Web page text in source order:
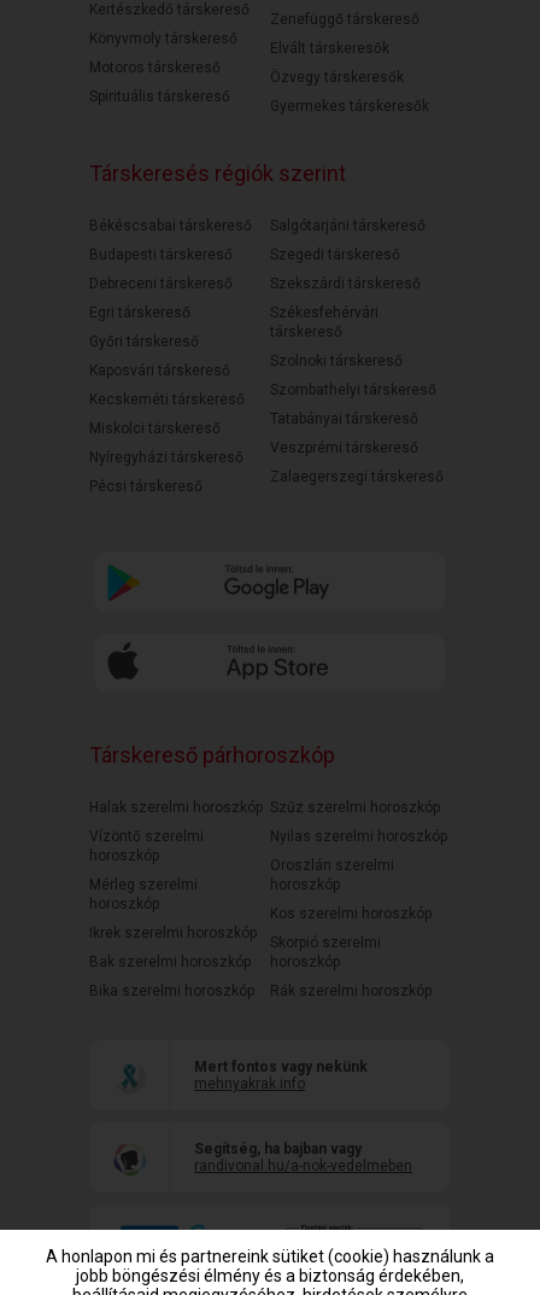
Kertészkedő társkereső
Könyvmoly társkereső
Motoros társkereső
Spirituális társkereső
Zenefüggő társkereső
Elvált társkeresők
Özvegy társkeresők
Gyermekes társkeresők
Társkeresés régiók szerint
Békéscsabai társkereső
Budapesti társkereső
Debreceni társkereső
Egri társkereső
Győri társkereső
Kaposvári társkereső
Kecskeméti társkereső
Miskolci társkereső
Nyíregyházi társkereső
Pécsi társkereső
Salgótarjáni társkereső
Szegedi társkereső
Szekszárdi társkereső
Székesfehérvári
társkereső
Szolnoki társkereső
Szombathelyi társkereső
Tatabányai társkereső
Veszprémi társkereső
Zalaegerszegi társkereső
Társkereső párhoroszkóp
Halak szerelmi horoszkóp
Vízöntő szerelmi
horoszkóp
Mérleg szerelmi
horoszkóp
Ikrek szerelmi horoszkóp
Bak szerelmi horoszkóp
Bika szerelmi horoszkóp
Szűz szerelmi horoszkóp
Nyilas szerelmi horoszkóp
Oroszlán szerelmi
horoszkóp
Kos szerelmi horoszkóp
Skorpió szerelmi
horoszkóp
Rák szerelmi horoszkóp
Mert fontos vagy nekünk
mehnyakrak.info
Segítség, ha bajban vagy
randivonal.hu/a-nok-vedelmeben
A honlapon mi és partnereink sütiket (cookie) használunk a
jobb böngészési élmény és a biztonság érdekében,